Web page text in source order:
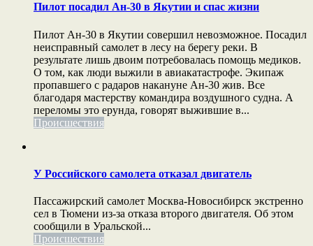
Пилот посадил Ан-30 в Якутии и спас жизни
Пилот Ан-30 в Якутии совершил невозможное. Посадил
неисправный самолет в лесу на берегу реки. В
результате лишь двоим потребовалась помощь медиков.
О том, как люди выжили в авиакатастрофе. Экипаж
пропавшего с радаров накануне Ан-30 жив. Все
благодаря мастерству командира воздушного судна. А
переломы это ерунда, говорят выжившие в...
Происшествия
У Российского самолета отказал двигатель
Пассажирский самолет Москва-Новосибирск экстренно
сел в Тюмени из-за отказа второго двигателя. Об этом
сообщили в Уральской...
Происшествия